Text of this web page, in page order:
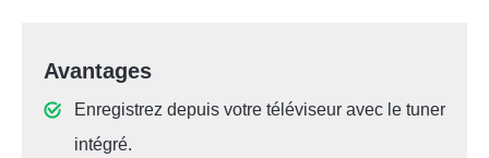
Avantages
Enregistrez depuis votre téléviseur avec le tuner
intégré.